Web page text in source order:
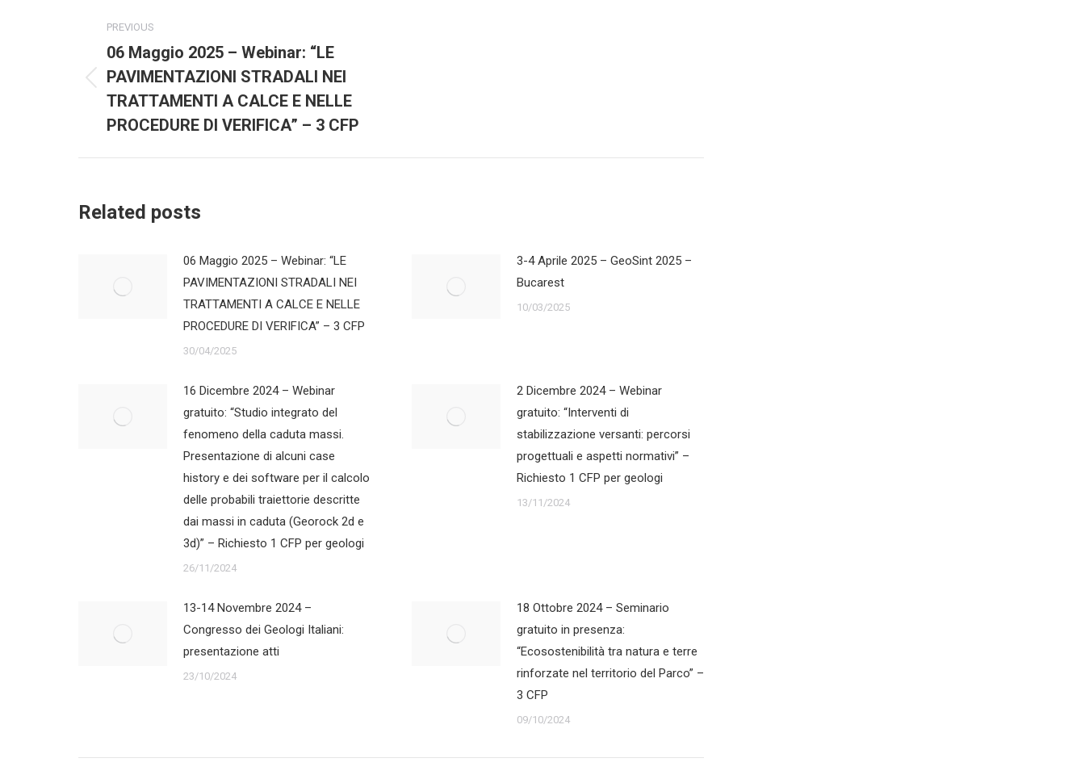
navigation
PREVIOUS
Previous
post:
06 Maggio 2025 – Webinar: “LE
PAVIMENTAZIONI STRADALI NEI
TRATTAMENTI A CALCE E NELLE
PROCEDURE DI VERIFICA” – 3 CFP
Related posts
06 Maggio 2025 – Webinar: “LE
PAVIMENTAZIONI STRADALI NEI
TRATTAMENTI A CALCE E NELLE
PROCEDURE DI VERIFICA” – 3 CFP
30/04/2025
3-4 Aprile 2025 – GeoSint 2025 –
Bucarest
10/03/2025
16 Dicembre 2024 – Webinar
gratuito: “Studio integrato del
fenomeno della caduta massi.
Presentazione di alcuni case
history e dei software per il calcolo
delle probabili traiettorie descritte
dai massi in caduta (Georock 2d e
3d)” – Richiesto 1 CFP per geologi
26/11/2024
2 Dicembre 2024 – Webinar
gratuito: “Interventi di
stabilizzazione versanti: percorsi
progettuali e aspetti normativi” –
Richiesto 1 CFP per geologi
13/11/2024
13-14 Novembre 2024 –
Congresso dei Geologi Italiani:
presentazione atti
23/10/2024
18 Ottobre 2024 – Seminario
gratuito in presenza:
“Ecosostenibilità tra natura e terre
rinforzate nel territorio del Parco” –
3 CFP
09/10/2024